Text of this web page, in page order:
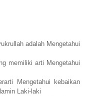
adalah Mengetahui
memiliki arti Mengetahui
Mengetahui kebaikan
Laki-laki